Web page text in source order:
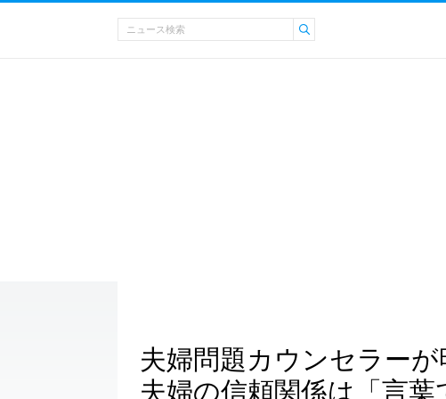
夫婦問題カウンセラーが
夫婦の信頼関係は「言葉